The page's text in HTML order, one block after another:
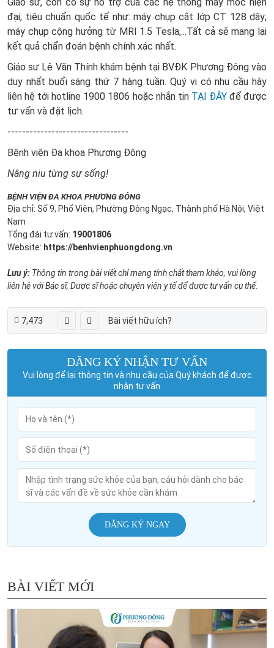
đại, tiêu chuẩn quốc tế như: máy chụp cắt lớp CT 128 dãy;
máy chụp cộng hưởng từ MRI 1.5 Tesla,...Tất cả sẽ mang lại
kết quả chẩn đoán bệnh chính xác nhất.
Giáo sư Lê Văn Thính khám bệnh tại BVĐK Phương Đông vào
duy nhất buổi sáng thứ 7 hàng tuần. Quý vị có nhu cầu hãy
liên hệ tới hotline 1900 1806 hoặc nhắn tin TẠI ĐÂYđể được
tư vấn và đặt lịch.
---------------------------------
Bệnh viện Đa khoa Phương Đông
Nâng niu từng sự sống!
BỆNH VIỆN ĐA KHOA PHƯƠNG ĐÔNG
Địa chỉ: Số 9, Phố Viên, Phường Đông Ngạc, Thành phố Hà Nội, Việt
Nam
Tổng đài tư vấn: 19001806
Website: https://benhvienphuongdong.vn
Lưu ý: Thông tin trong bài viết chỉ mang tính chất tham khảo, vui lòng
liên hệ với Bác sĩ, Dược sĩ hoặc chuyên viên y tế để được tư vấn cụ thể.
7,473 Bài viết hữu ích?
ĐĂNG KÝ NHẬN TƯ VẤN
Vui lòng để lại thông tin và nhu cầu của Quý khách để được
nhận tư vấn
ĐĂNG KÝ NGAY
BÀI VIẾT MỚI